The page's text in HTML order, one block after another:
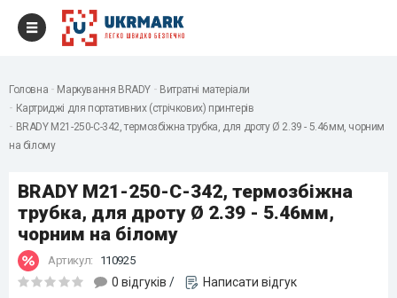
Головна Маркування BRADY
Витратні матеріали
Картриджі для портативних (стрічкових) принтерів
BRADY M21-250-C-342, термозбіжна трубка, для дроту Ø 2.39 - 5.46мм, чорним
на білому
BRADY M21-250-C-342, термозбіжна
трубка, для дроту Ø 2.39 - 5.46мм,
чорним на білому
Артикул: 110925
0 відгуків / Написати відгук